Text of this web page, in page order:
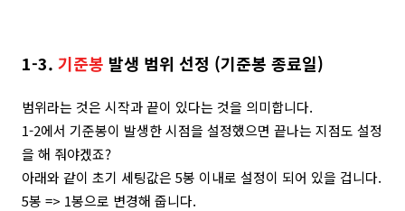
1-3. 기준봉 발생 범위 선정 (기준봉 종료일)
범위라는 것은 시작과 끝이 있다는 것을 의미합니다.
1-2에서 기준봉이 발생한 시점을 설정했으면 끝나는 지점도 설정
을 해 줘야겠죠?
아래와 같이 초기 세팅값은 5봉 이내로 설정이 되어 있을 겁니다.
5봉 => 1봉으로 변경해 줍니다.